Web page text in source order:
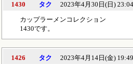
1430 タク 2023年4月30日(日) 23:04
カップラーメンコレクション
1430です。
1426 タク 2023年4月14日(金) 19:49